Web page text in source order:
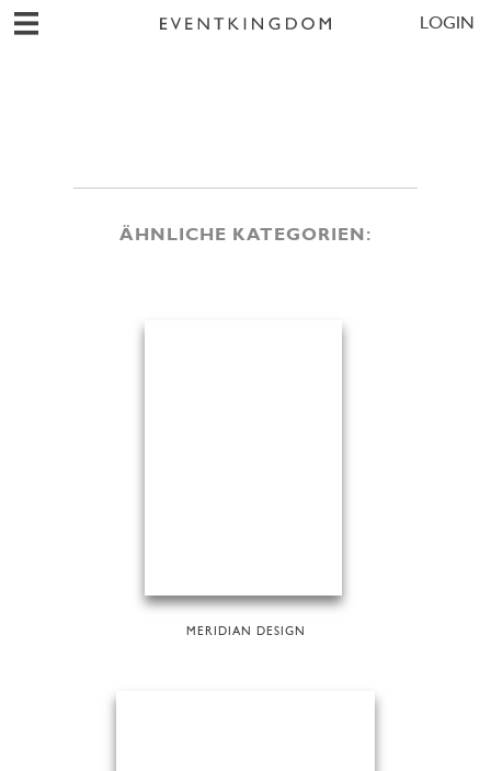
LOGIN
ÄHNLICHE KATEGORIEN:
MERIDIAN DESIGN